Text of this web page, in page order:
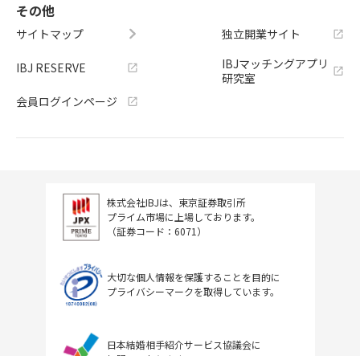
その他
サイトマップ
IBJ RESERVE
会員ログインページ
独立開業サイト
IBJマッチングアプリ
研究室
株式会社IBJは、東京証券取引所
プライム市場に上場しております。
（証券コード：6071）
大切な個人情報を保護することを目的に
プライバシーマークを取得しています。
日本結婚相手紹介サービス協議会に